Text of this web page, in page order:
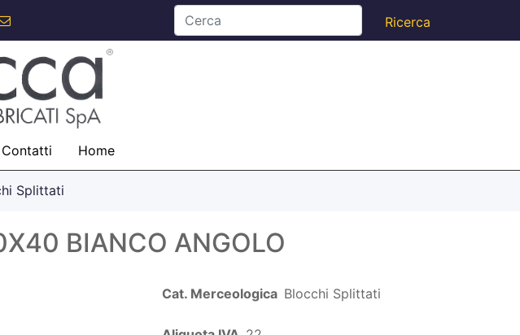
Contatti Home
Splittati
BIANCO ANGOLO
Cat. Merceologica Blocchi Splittati